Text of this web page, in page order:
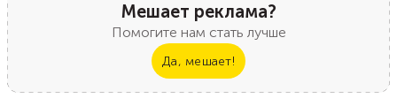
Мешает реклама?
Помогите нам стать лучше
Да, мешает!